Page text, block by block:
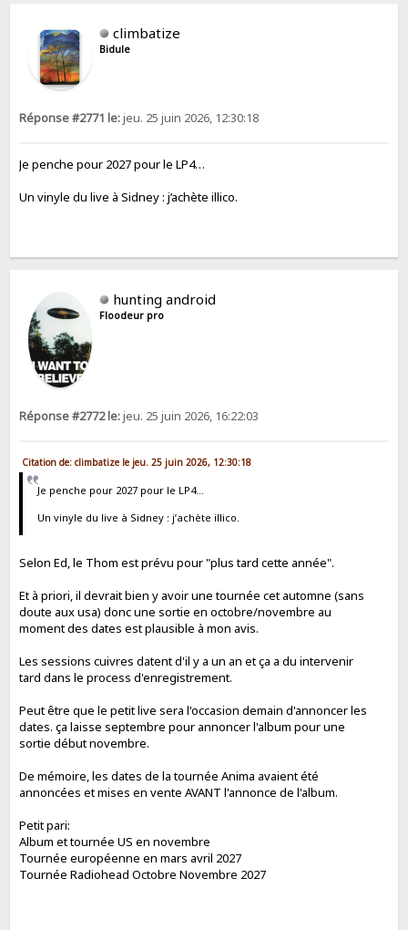
climbatize
Bidule
Réponse #2771 le:jeu. 25 juin 2026, 12:30:18
Je penche pour 2027 pour le LP4…
Un vinyle du live à Sidney : j’achète illico.
hunting android
Floodeur pro
Réponse #2772 le:jeu. 25 juin 2026, 16:22:03
Citation de: climbatize le jeu. 25 juin 2026, 12:30:18
Je penche pour 2027 pour le LP4…
Un vinyle du live à Sidney : j’achète illico.
Selon Ed, le Thom est prévu pour "plus tard cette année".
Et à priori, il devrait bien y avoir une tournée cet automne (sans
doute aux usa) donc une sortie en octobre/novembre au
moment des dates est plausible à mon avis.
Les sessions cuivres datent d'il y a un an et ça a du intervenir
tard dans le process d'enregistrement.
Peut être que le petit live sera l'occasion demain d'annoncer les
dates. ça laisse septembre pour annoncer l'album pour une
sortie début novembre.
De mémoire, les dates de la tournée Anima avaient été
annoncées et mises en vente AVANT l'annonce de l'album.
Petit pari:
Album et tournée US en novembre
Tournée européenne en mars avril 2027
Tournée Radiohead Octobre Novembre 2027